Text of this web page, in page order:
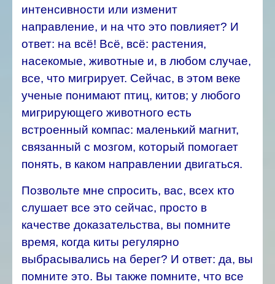
интенсивности или изменит
направление, и на что это повлияет? И
ответ: на всё! Всё, всё: растения,
насекомые, животные и, в любом случае,
все, что мигрирует. Сейчас, в этом веке
ученые понимают птиц, китов; у любого
мигрирующего животного есть
встроенный компас: маленький магнит,
связанный с мозгом, который помогает
понять, в каком направлении двигаться.
Позвольте мне спросить, вас, всех кто
слушает все это сейчас, просто в
качестве доказательства, вы помните
время, когда киты регулярно
выбрасывались на берег? И ответ: да, вы
помните это. Вы также помните, что все